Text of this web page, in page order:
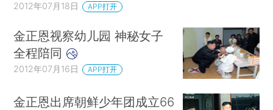
2012年07月18日 APP打开
金正恩视察幼儿园 神秘女子
全程陪同
2012年07月16日 APP打开
金正恩出席朝鲜少年团成立66